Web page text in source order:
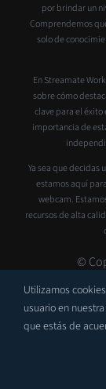
por brindar un
Comprendemos
solo de
En Streamate
sobre cómo
clave para el éxito
importancia de
Ya sea que decidas
estamos aquí
webcam.
recursos de alta
©
Utilizamos
usuario en
que estás de